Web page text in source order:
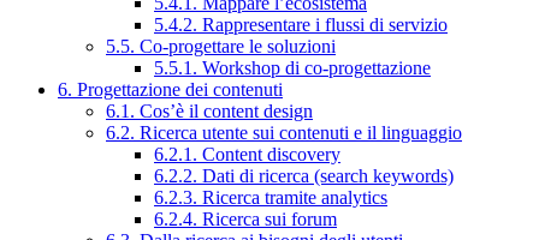
5.4.2. Rappresentare i flussi di servizio
5.5. Co-progettare le soluzioni
5.5.1. Workshop di co-progettazione
6. Progettazione dei contenuti
6.1. Cos’è il content design
6.2. Ricerca utente sui contenuti e il linguaggio
6.2.1. Content discovery
6.2.2. Dati di ricerca (search keywords)
6.2.3. Ricerca tramite analytics
6.2.4. Ricerca sui forum